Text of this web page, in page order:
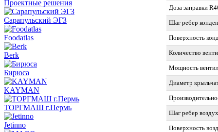
Доза заправки
Шаг ребер
Поверхность
Количество
Мощность
Диаметр
Шаг ребер
Поверхность
Проектные решения
Сарапульский ЭГЗ
Foodatlas
Berk
Бирюса
KAYMAN
ТОРГМАШ г.Пермь
Jetinno